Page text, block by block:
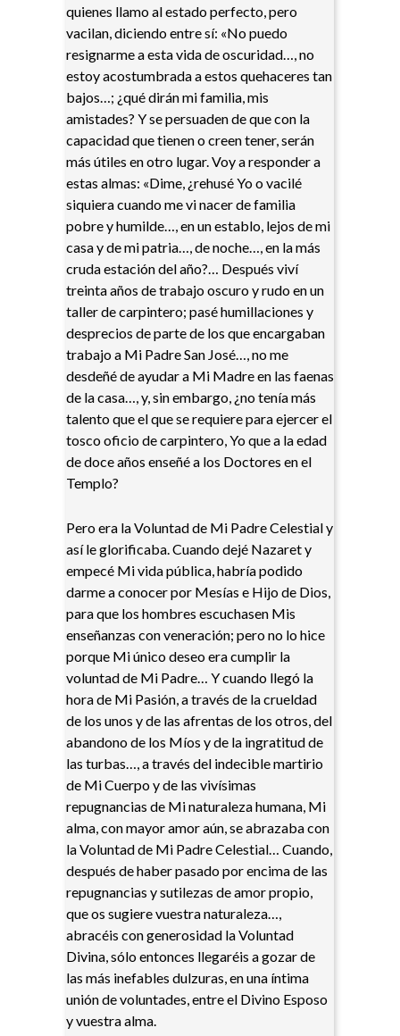
quienes llamo al estado perfecto, pero
vacilan, diciendo entre sí: «No puedo
resignarme a esta vida de oscuridad…, no
estoy acostumbrada a estos quehaceres tan
bajos…; ¿qué dirán mi familia, mis
amistades? Y se persuaden de que con la
capacidad que tienen o creen tener, serán
más útiles en otro lugar. Voy a responder a
estas almas: «Dime, ¿rehusé Yo o vacilé
siquiera cuando me vi nacer de familia
pobre y humilde…, en un establo, lejos de mi
casa y de mi patria…, de noche…, en la más
cruda estación del año?… Después viví
treinta años de trabajo oscuro y rudo en un
taller de carpintero; pasé humillaciones y
desprecios de parte de los que encargaban
trabajo a Mi Padre San José…, no me
desdeñé de ayudar a Mi Madre en las faenas
de la casa…, y, sin embargo, ¿no tenía más
talento que el que se requiere para ejercer el
tosco oficio de carpintero, Yo que a la edad
de doce años enseñé a los Doctores en el
Templo?
Pero era la Voluntad de Mi Padre Celestial y
así le glorificaba. Cuando dejé Nazaret y
empecé Mi vida pública, habría podido
darme a conocer por Mesías e Hijo de Dios,
para que los hombres escuchasen Mis
enseñanzas con veneración; pero no lo hice
porque Mi único deseo era cumplir la
voluntad de Mi Padre… Y cuando llegó la
hora de Mi Pasión, a través de la crueldad
de los unos y de las afrentas de los otros, del
abandono de los Míos y de la ingratitud de
las turbas…, a través del indecible martirio
de Mi Cuerpo y de las vivísimas
repugnancias de Mi naturaleza humana, Mi
alma, con mayor amor aún, se abrazaba con
la Voluntad de Mi Padre Celestial… Cuando,
después de haber pasado por encima de las
repugnancias y sutilezas de amor propio,
que os sugiere vuestra naturaleza…,
abracéis con generosidad la Voluntad
Divina, sólo entonces llegaréis a gozar de
las más inefables dulzuras, en una íntima
unión de voluntades, entre el Divino Esposo
y vuestra alma.